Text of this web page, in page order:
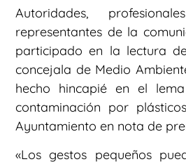
Autoridades,
representantes de la
participado en la lectura
concejala de Medio
hecho hincapié en el
contaminación por
Ayuntamiento en nota de
«Los gestos pequeños